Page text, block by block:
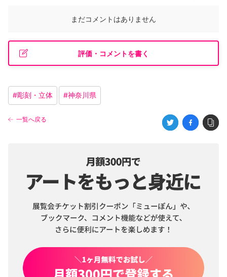
まだコメントはありません
評価・コメントを書く
#彫刻・立体 #神奈川県
一覧へ戻る